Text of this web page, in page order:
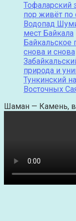
Тофаларский
пор живёт по
Водопад
мест Байкала
Байкальское
снова и снова
природа и
Тункинский
Восточных
Шаман — Камень, в